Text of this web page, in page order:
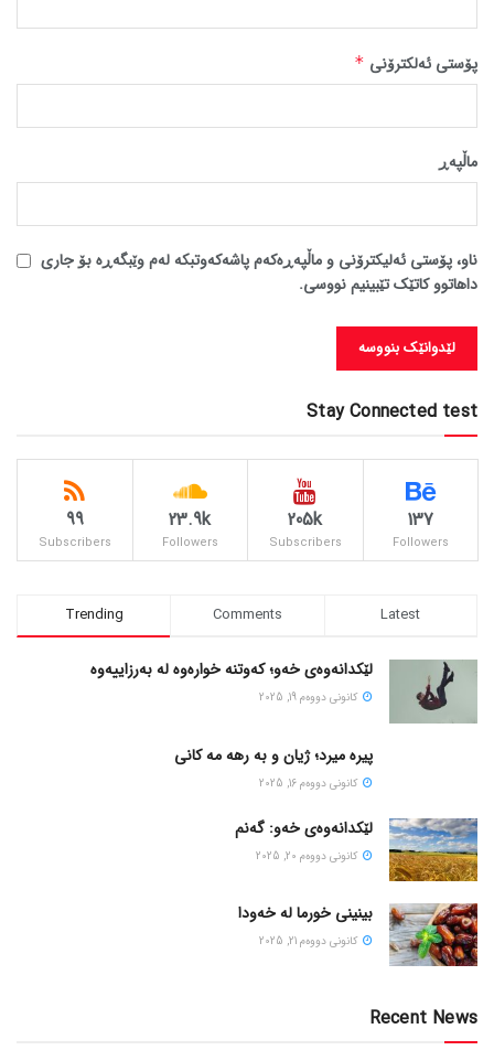
پۆستی ئەلکترۆنی *
ماڵپه‌ڕ
ناو، پۆستی ئەلیکترۆنی و ماڵپەڕەکەم پاشەکەوتبکە لەم وێبگەڕە بۆ جاری
داهاتوو کاتێک تێبینیم نووسی.
Stay Connected test
137
Followers
205k
Subscribers
23.9k
Followers
99
Subscribers
Trending Comments Latest
لێکدانەوەی خەو؛ کەوتنە خوارەوە لە بەرزاییەوە
كانونی دووه‌م 19, 2025
پیره میرد؛ ژیان و به رهه مه کانی
كانونی دووه‌م 16, 2025
لێکدانەوەی خەو: گەنم
كانونی دووه‌م 20, 2025
بینینی خورما لە خەودا
كانونی دووه‌م 21, 2025
Recent News